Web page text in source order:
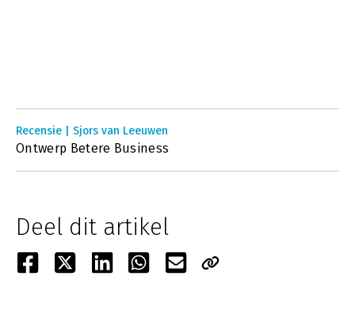
Recensie | Sjors van Leeuwen
Ontwerp Betere Business
Deel dit artikel